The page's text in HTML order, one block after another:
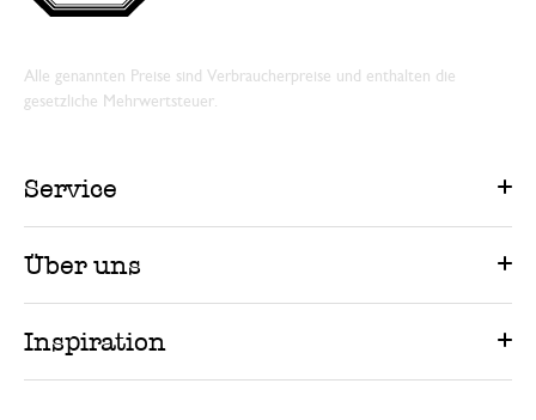
Alle genannten Preise sind Verbraucherpreise und enthalten die
gesetzliche Mehrwertsteuer.
Service
Über uns
Inspiration